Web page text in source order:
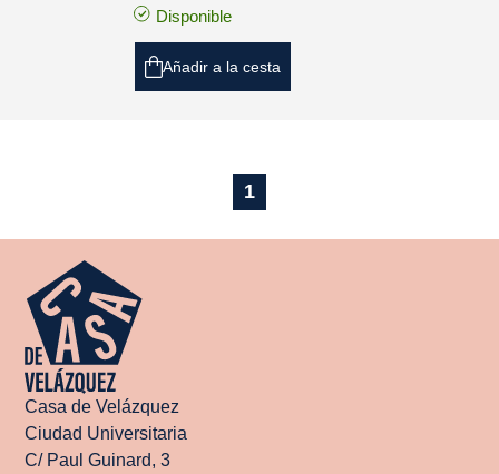
Disponible
Añadir a la cesta
1
Casa de Velázquez
Ciudad Universitaria
C/ Paul Guinard, 3